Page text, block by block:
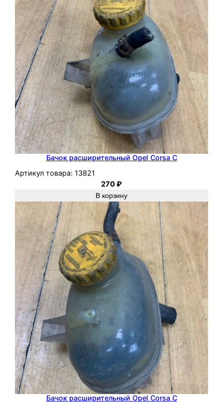
Бачок расширительный Opel Corsa C
Артикул товара: 13821
270₽
В корзину
Бачок расширительный Opel Corsa C